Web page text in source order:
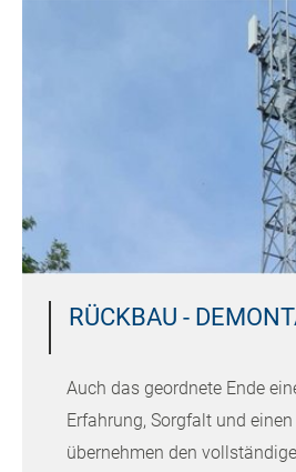
RÜCKBAU -
Auch das geordnete Ende
Erfahrung, Sorgfalt und
übernehmen den